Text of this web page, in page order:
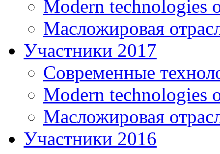
Modern technologies
Масложировая
Участники 2017
Современные
Modern technologies
Масложировая
Участники 2016